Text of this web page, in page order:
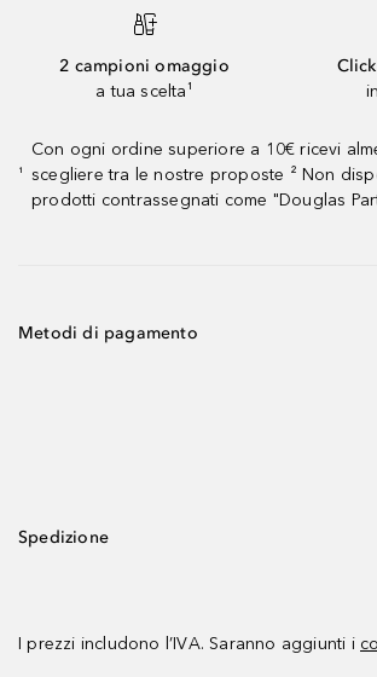
2 campioni omaggio
a tua scelta¹
¹
Con ogni ordine superiore a 10€ ricevi
scegliere tra le nostre proposte ² Non
prodotti contrassegnati come "Douglas
Metodi di pagamento
Spedizione
I prezzi includono l’IVA. Saranno aggiunti i